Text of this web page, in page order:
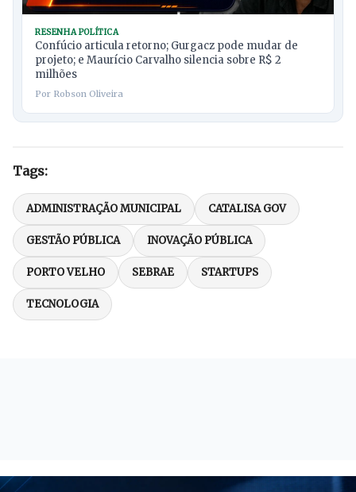
RESENHA POLÍTICA
Confúcio articula retorno; Gurgacz pode mudar de
projeto; e Maurício Carvalho silencia sobre R$ 2
milhões
Por Robson Oliveira
Tags:
ADMINISTRAÇÃO MUNICIPAL CATALISA GOV
GESTÃO PÚBLICA INOVAÇÃO PÚBLICA
PORTO VELHO SEBRAE STARTUPS
TECNOLOGIA